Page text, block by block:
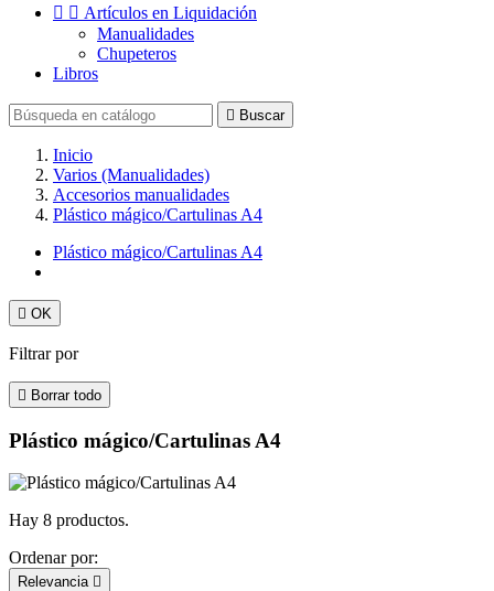
  Artículos en Liquidación
Manualidades
Chupeteros
Libros
 Buscar
Inicio
Varios (Manualidades)
Accesorios manualidades
Plástico mágico/Cartulinas A4
Plástico mágico/Cartulinas A4
 OK
Filtrar por
 Borrar todo
Plástico mágico/Cartulinas A4
Hay 8 productos.
Ordenar por:
Relevancia 